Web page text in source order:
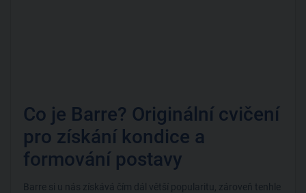
Co je Barre? Originální cvičení
pro získání kondice a
formování postavy
Barre si u nás získává čím dál větší popularitu, zároveň tenhle